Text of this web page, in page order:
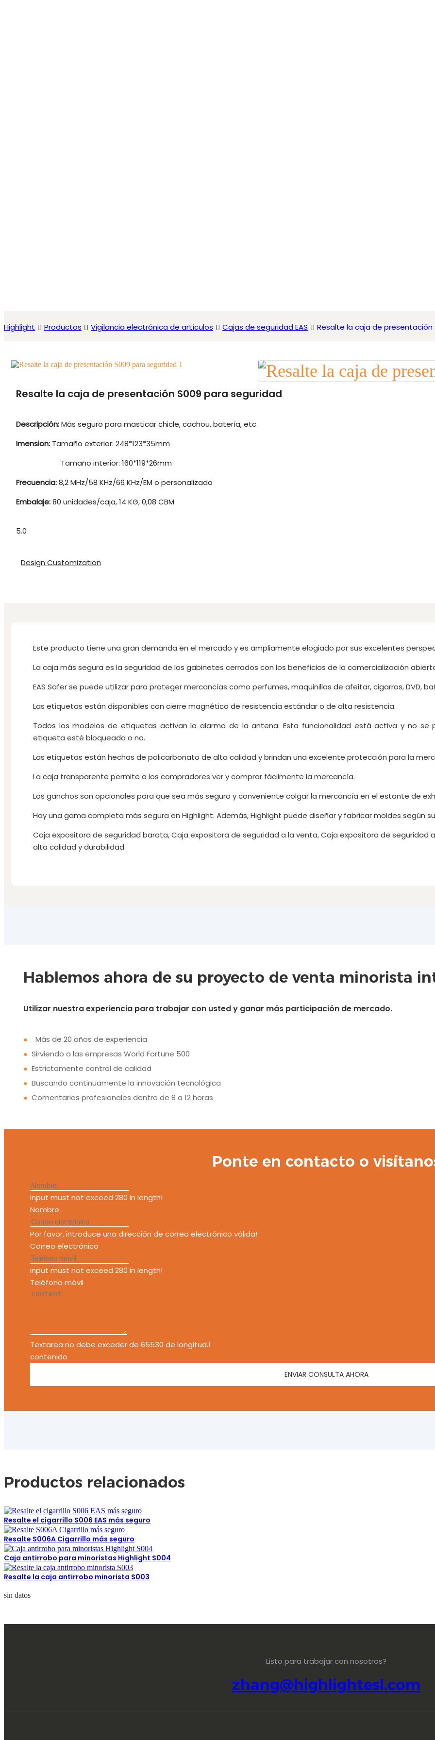
Highlight Productos Vigilancia electrónica de artículos Cajas de seguridad EAS Resalte la caja de presentación
Resalte la caja de presentación S009 para seguridad
Descripción:Más seguro para masticar chicle, cachou, batería, etc.
Imension: Tamaño exterior: 248*123*35mm
Tamaño interior: 160*119*26mm
Frecuencia:8,2 MHz/58 KHz/66 KHz/EM o personalizado
Embalaje:80 unidades/caja, 14 KG, 0,08 CBM
5.0
Design Customization
Este producto tiene una gran demanda en el mercado y es ampliamente elogiado por sus excelentes
La caja más segura es la seguridad de los gabinetes cerrados con los beneficios de la comercialización
EAS Safer se puede utilizar para proteger mercancías como perfumes, maquinillas de afeitar, cigarros, DVD,
Las etiquetas están disponibles con cierre magnético de resistencia estándar o de alta resistencia.
Todos los modelos de etiquetas activan la alarma de la antena. Esta funcionalidad está activa y no
etiqueta esté bloqueada o no.
Las etiquetas están hechas de policarbonato de alta calidad y brindan una excelente protección para la
La caja transparente permite a los compradores ver y comprar fácilmente la mercancía.
Los ganchos son opcionales para que sea más seguro y conveniente colgar la mercancía en el estante de
Hay una gama completa más segura en Highlight. Además, Highlight puede diseñar y fabricar moldes según
Caja expositora de seguridad barata, Caja expositora de seguridad a la venta, Caja expositora de seguridad
alta calidad y durabilidad.
Hablemos ahora de su proyecto de venta minorista
Utilizar nuestra experiencia para trabajar con usted y ganar más participación de mercado.
●
Más de 20 años de experiencia
●Sirviendo a las empresas World Fortune 500
●Estrictamente control de calidad
●Buscando continuamente la innovación tecnológica
●Comentarios profesionales dentro de 8 a 12 horas
Ponte en contacto o
input must not exceed 280 in length!
Nombre
Por favor, introduce una dirección de correo electrónico válida!
Correo electrónico
input must not exceed 280 in length!
Teléfono móvil
Textarea no debe exceder de 65530 de longitud.!
contenido
ENVIAR CONSULTA AHORA
Productos relacionados
Resalte el cigarrillo S006 EAS más seguro
Resalte S006A Cigarrillo más seguro
Caja antirrobo para minoristas Highlight S004
Resalte la caja antirrobo minorista S003
sin datos
Listo para trabajar con nosotros?
zhang@highlightesl.com